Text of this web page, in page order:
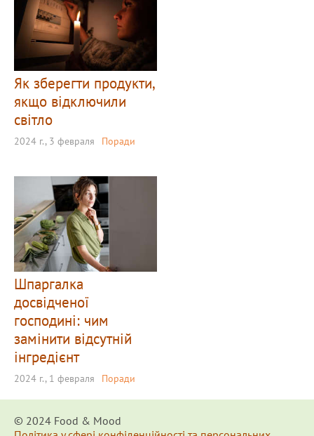
Як зберегти продукти,
якщо відключили
світло
2024 г., 3 февраля Поради
Шпаргалка
досвідченої
господині: чим
замінити відсутній
інгредієнт
2024 г., 1 февраля Поради
© 2024 Food & Мood